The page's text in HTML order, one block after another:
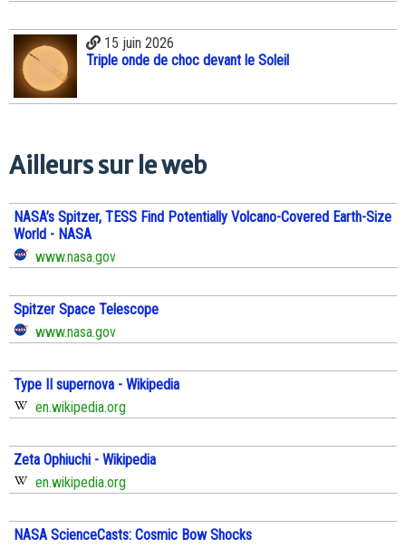
15 juin 2026
Triple onde de choc devant le Soleil
Ailleurs sur le web
NASA’s Spitzer, TESS Find Potentially Volcano-Covered Earth-Size
World - NASA
www.nasa.gov
Spitzer Space Telescope
www.nasa.gov
Type II supernova - Wikipedia
en.wikipedia.org
Zeta Ophiuchi - Wikipedia
en.wikipedia.org
NASA ScienceCasts: Cosmic Bow Shocks